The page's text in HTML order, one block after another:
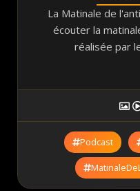
La Matinale de
écouter la
réalisée par
Podcast